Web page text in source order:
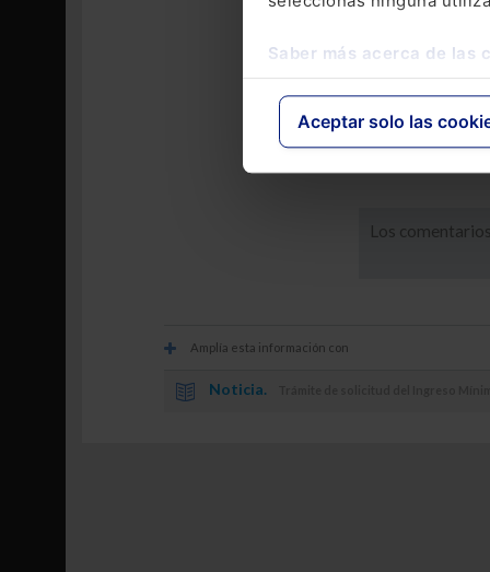
Saber más acerca de las
Aceptar solo las
Los
Amplía esta información con
Noticia.